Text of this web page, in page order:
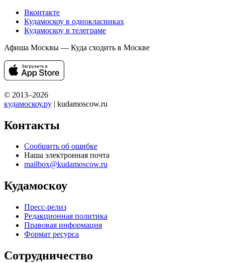
Вконтакте
Кудамоскоу в однокласниках
Кудамоскоу в телеграме
Афиша Москвы — Куда сходить в Москве
© 2013–2026
кудамоскоу.ру | kudamoscow.ru
Контакты
Сообщить об ошибке
Наша электронная почта
mailbox@kudamoscow.ru
Кудамоскоу
Пресс-релиз
Редакционная политика
Правовая информация
Формат ресурса
Сотрудничество